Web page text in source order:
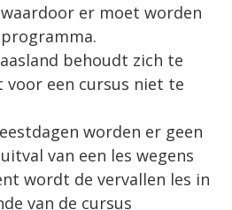
er moet worden
behoudt zich te
een cursus niet te
worden er geen
van een les wegens
wordt de vervallen les in
van de cursus